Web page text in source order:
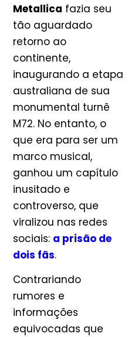
Metallica fazia seu
tão aguardado
retorno ao
continente,
inaugurando a etapa
australiana de sua
monumental turnê
M72. No entanto, o
que era para ser um
marco musical,
ganhou um capítulo
inusitado e
controverso, que
viralizou nas redes
sociais: a prisão de
dois fãs.
Contrariando
rumores e
informações
equivocadas que